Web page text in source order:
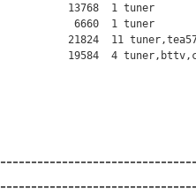
13768  1 tuner
6660  1 tuner
21824  11
19584  4